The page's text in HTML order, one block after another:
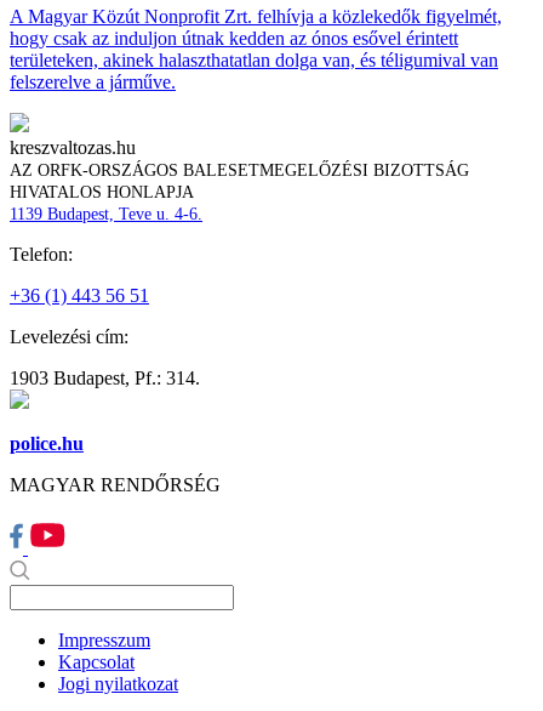
A Magyar Közút Nonprofit Zrt. felhívja a közlekedők figyelmét,
hogy csak az induljon útnak kedden az ónos esővel érintett
területeken, akinek halaszthatatlan dolga van, és téligumival van
felszerelve a járműve.
kreszvaltozas.hu
AZ ORFK-ORSZÁGOS BALESETMEGELŐZÉSI BIZOTTSÁG
HIVATALOS HONLAPJA
1139 Budapest, Teve u. 4-6.
Telefon:
+36 (1) 443 56 51
Levelezési cím:
1903 Budapest, Pf.: 314.
police.hu
MAGYAR RENDŐRSÉG
Impresszum
Kapcsolat
Jogi nyilatkozat